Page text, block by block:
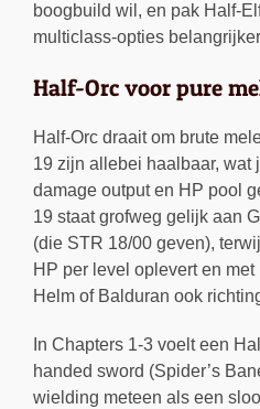
boogbuild wil, en pak Half-
multiclass-opties
Half-Orc voor pure
Half-Orc draait om brute
19 zijn allebei haalbaar, wat
damage output en HP pool
19 staat grofweg gelijk aan
(die STR 18/00 geven),
HP per level oplevert en
Helm of Balduran ook
In Chapters 1-3 voelt een
handed sword (Spider’s
wielding meteen als een